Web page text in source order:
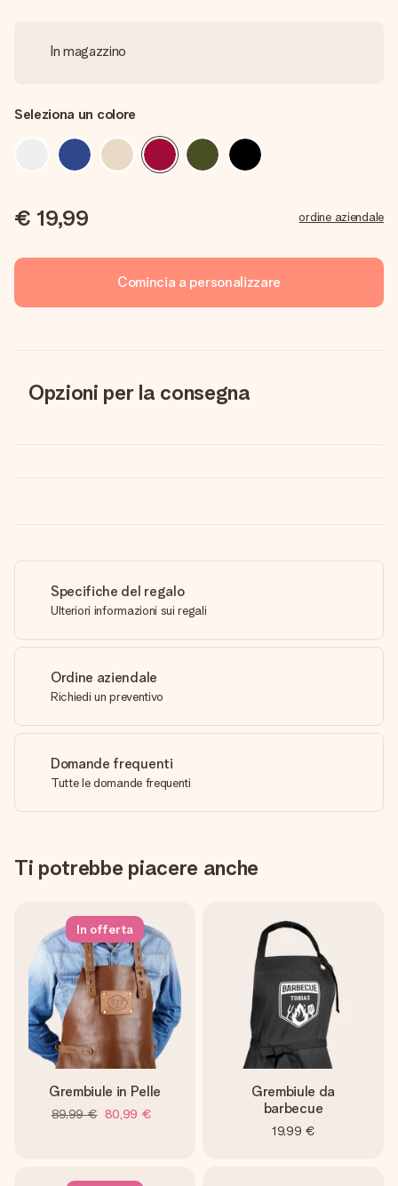
In magazzino
Seleziona un colore
€ 19,99 ordine aziendale
Comincia a personalizzare
Opzioni per la consegna
Specifiche del regalo
Ulteriori informazioni sui regali
Ordine aziendale
Richiedi un preventivo
Domande frequenti
Tutte le domande frequenti
Ti potrebbe piacere anche
In offerta
Grembiule in Pelle
89,99 € 80,99 €
Grembiule da
barbecue
19,99 €